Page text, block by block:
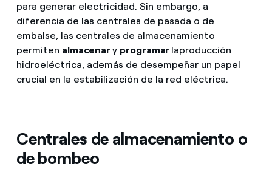
para generar electricidad. Sin embargo, a
diferencia de las centrales de pasada o de
embalse, las centrales de almacenamiento
permiten almacenary programar laproducción
hidroeléctrica, además de desempeñar un papel
crucial en la estabilización de la red eléctrica.
Centrales de almacenamiento o
de bombeo